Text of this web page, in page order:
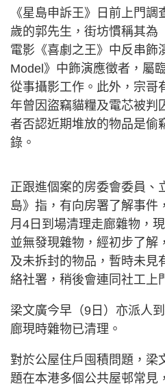
《星島申訴王》日前上門
歲的郭先生，街坊慣稱其為
電影《喜劇之王》中反串飾
Model》中飾演應徵者，屬
從事攝影工作。此外，宗哥
年曾因盜竊貓糧及電芯被判
者否認近期堆放的物品是偷
錄。
正跟進個案的房委會委員、
島》指，有向房署了解事件
月4日到場清理走廊雜物，
並無發現雜物，經初步了解
及未拆封的物品，暫時未見
絡社署，稍後會連同社工上
梁文廣今早（9日）亦派人
廊現時雜物已清理。
對於公屋住戶囤積問題，梁
題在本港多個公共屋邨常見